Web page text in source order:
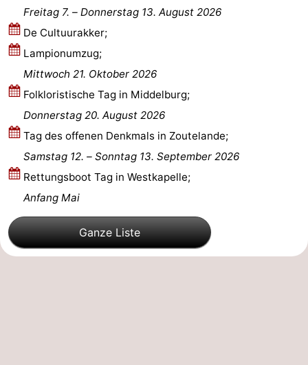
Reiten
Golfplatze
-
Parafliegen
Sportangeln
Essen
und
trinken
Veranstaltungen
-
Ringstechen
Zoutelande
Actief
Praktisch
Freitag 7. – Donnerstag 13. August 2026
De Cultuurakker;
Lampionumzug;
Mittwoch 21. Oktober 2026
Folkloristische Tag in Middelburg;
Donnerstag 20. August 2026
Tag des offenen Denkmals in Zoutelande;
Samstag 12. – Sonntag 13. September 2026
Rettungsboot Tag in Westkapelle;
Anfang Mai
Ganze Liste